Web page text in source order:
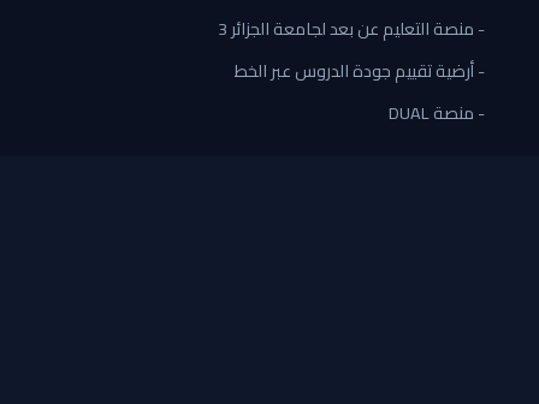
- منصة التعليم عن بعد لجامعة الجزائر 3
- أرضية تقييم جودة الدروس عبر الخط
- منصة DUAL